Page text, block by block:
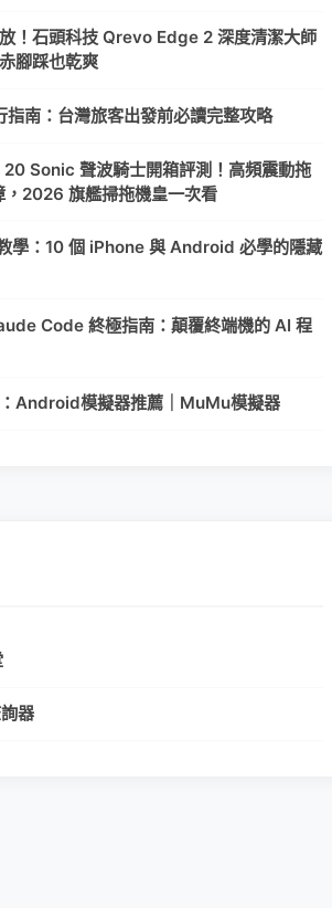
！石頭科技 Qrevo Edge 2 深度清潔大師
腳踩也乾爽
南：台灣旅客出發前必讀完整攻略
Sonic 聲波騎士開箱評測！高頻震動拖
2026 旗艦掃拖機皇一次看
學：10 個 iPhone 與 Android 必學的隱藏
Code 終極指南：顛覆終端機的 AI 程
Android模擬器推薦｜MuMu模擬器
器